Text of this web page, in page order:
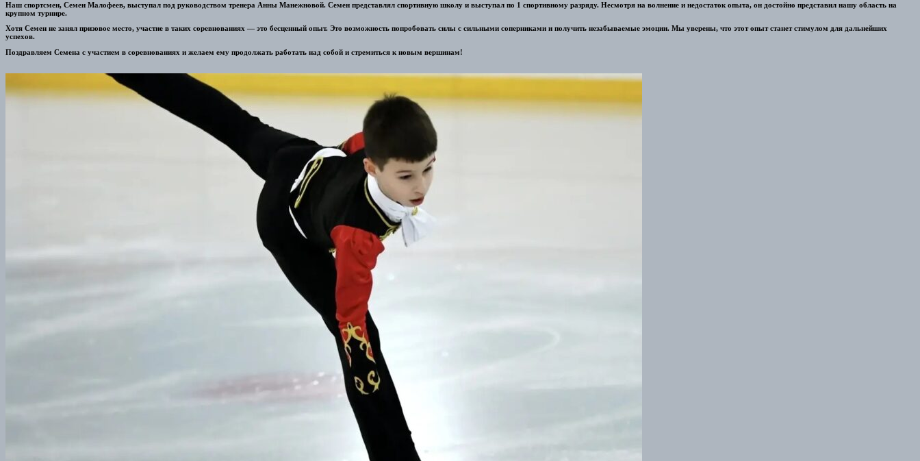
Наш спортсмен, Семен Малофеев, выступал под руководством тренера Анны Манежновой. Семен представлял спортивную школу и выступал по 1 спортивному разряду. Несмотря на волнение и недостаток опыта, он достойно представил нашу область на
крупном турнире.
Хотя Семен не занял призовое место, участие в таких соревнованиях — это бесценный опыт. Это возможность попробовать силы с сильными соперниками и получить незабываемые эмоции. Мы уверены, что этот опыт станет стимулом для дальнейших
успехов.
Поздравляем Семена с участием в соревнованиях и желаем ему продолжать работать над собой и стремиться к новым вершинам!